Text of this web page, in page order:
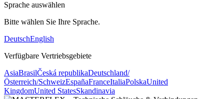
Sprache auswählen
Bitte wählen Sie Ihre Sprache.
DeutschEnglish
Verfügbare Vertriebsgebiete
AsiaBrasilČeská republikaDeutschland/
Österreich/SchweizEspañaFranceItaliaPolskaUnited
KingdomUnited StatesSkandinavia